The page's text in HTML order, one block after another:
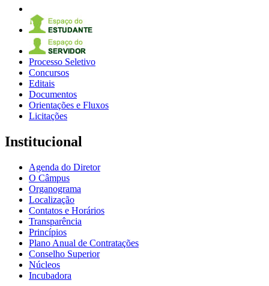
Processo Seletivo
Concursos
Editais
Documentos
Orientações e Fluxos
Licitações
Institucional
Agenda do Diretor
O Câmpus
Organograma
Localização
Contatos e Horários
Transparência
Princípios
Plano Anual de Contratações
Conselho Superior
Núcleos
Incubadora